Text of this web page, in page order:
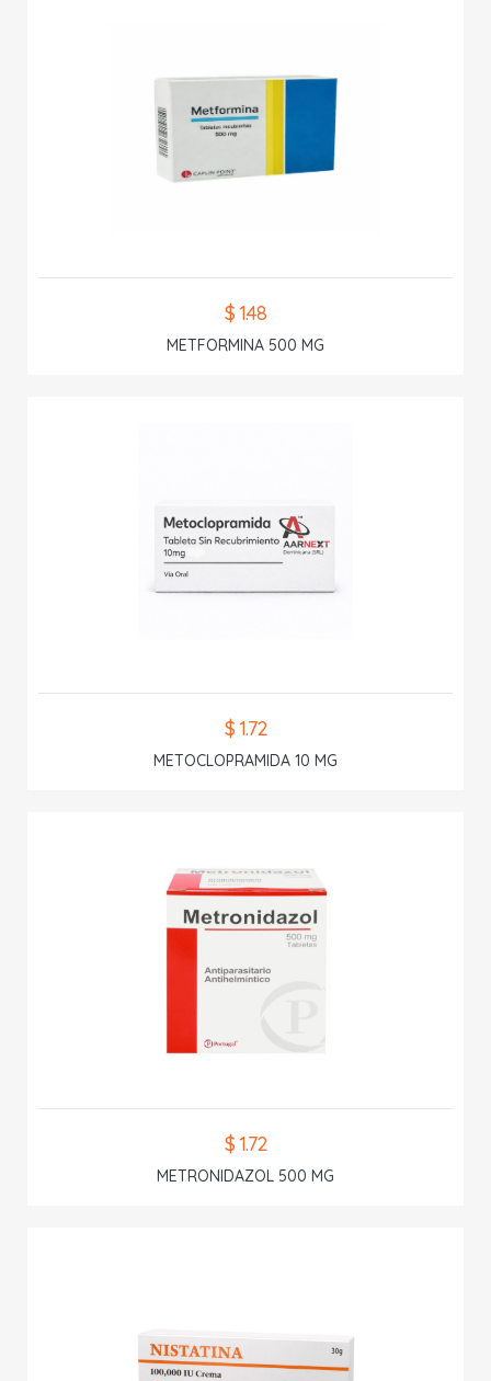
$ 1.48
METFORMINA 500 MG
$ 1.72
METOCLOPRAMIDA 10 MG
$ 1.72
METRONIDAZOL 500 MG